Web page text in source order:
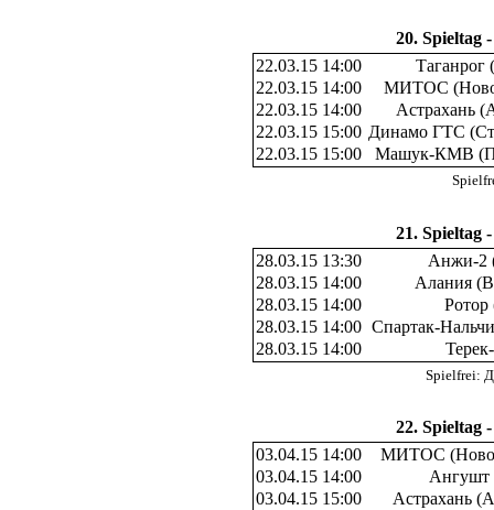
20. Spieltag
22.03.15 14:00
Таганрог
22.03.15 14:00
МИТОС
22.03.15 14:00
Астрахань
22.03.15 15:00 Динамо ГТС
22.03.15 15:00
Машук-КМВ
21. Spieltag
28.03.15 13:30
Анжи-2
28.03.15 14:00
Алания
28.03.15 14:00
Ротор
28.03.15 14:00 Спартак-
28.03.15 14:00
Spielfrei:
22. Spieltag
03.04.15 14:00
МИТОС
03.04.15 14:00
Ангушт
03.04.15 15:00
Астрахань